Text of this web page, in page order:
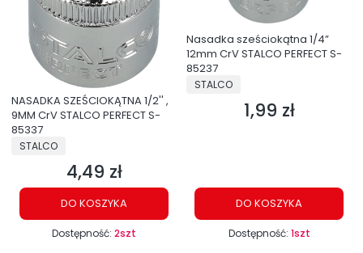
NASADKA SZEŚCIOKĄTNA 1/2'' ,
9MM CrV STALCO PERFECT S-
85337
PRODUCENT
STALCO
Cena
4,49 zł
DO KOSZYKA
Dostępność: 2szt
Nasadka sześciokątna 1/4”
12mm CrV STALCO PERFECT S-
85237
PRODUCENT
STALCO
Cena
1,99 zł
DO KOSZYKA
Dostępność: 1szt